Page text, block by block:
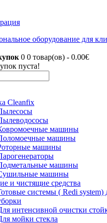
0 0 товар(ов) - 0.00€
пуста!
Cleanfix
машины
машины
машины
машины
машины
и чистящие средства
системы ( Redi system)
интенсивной очистки
мойки стекла